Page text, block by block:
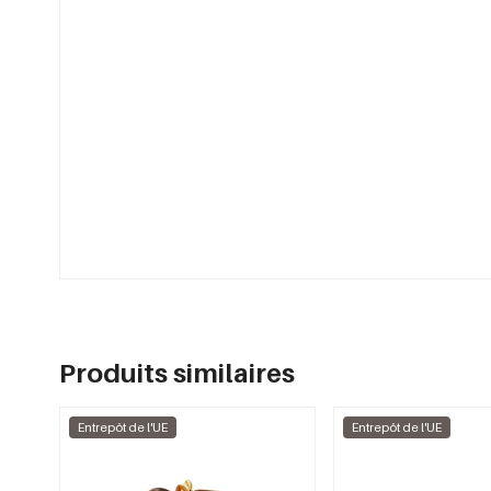
Produits similaires
Entrepôt de l'UE Entrepôt de l'UE